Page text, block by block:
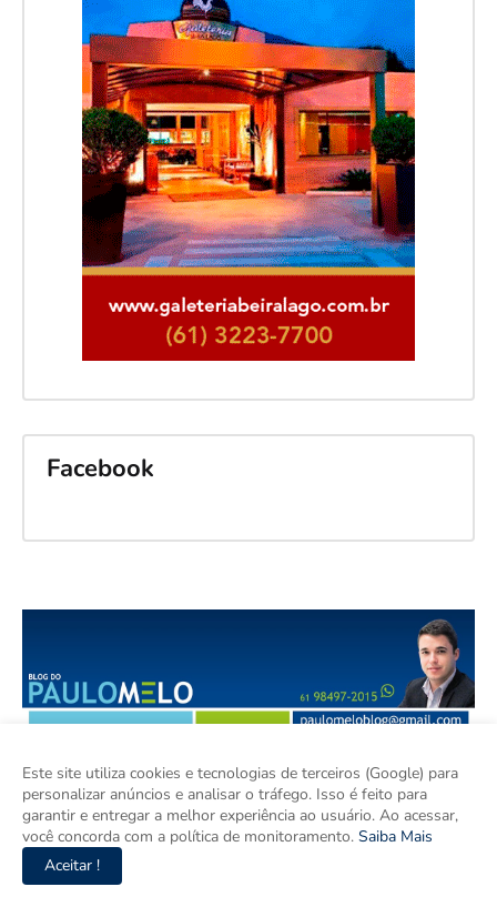
Facebook
Este site utiliza cookies e tecnologias de terceiros (Google) para
personalizar anúncios e analisar o tráfego. Isso é feito para
garantir e entregar a melhor experiência ao usuário. Ao acessar,
você concorda com a política de monitoramento. Saiba Mais
Aceitar !